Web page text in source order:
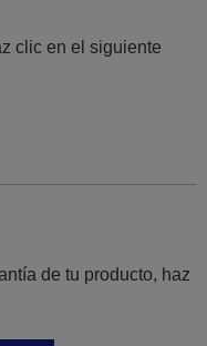
clic en el siguiente
de tu producto, haz